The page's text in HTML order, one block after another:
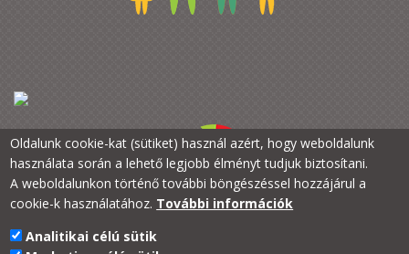
Oldalunk cookie-kat (sütiket) használ azért, hogy weboldalunk
használata során a lehető legjobb élményt tudjuk biztosítani.
A weboldalunkon történő további böngészéssel hozzájárul a
cookie-k használatához. További információk
Analitikai célú sütik